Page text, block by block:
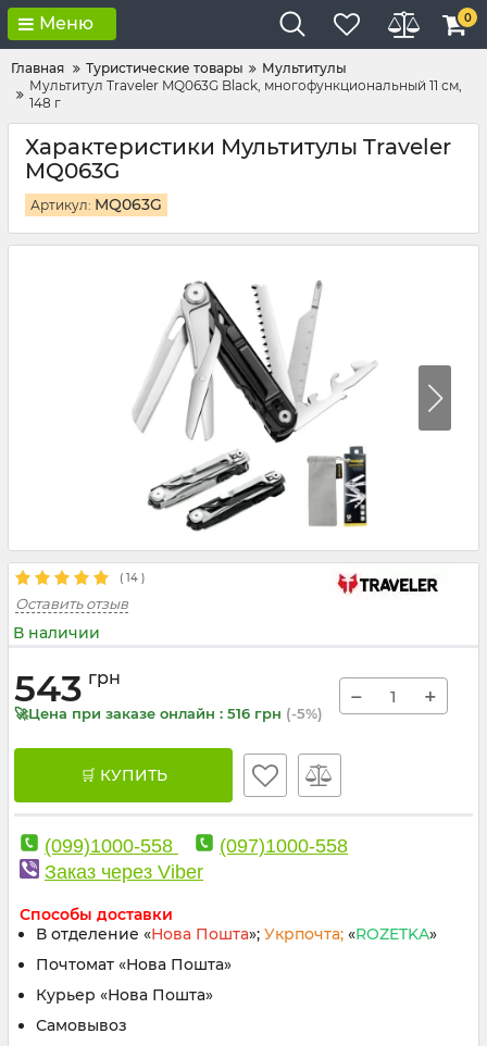
Меню 0
Главная Туристические товары
Мультитулы
Мультитул Traveler MQ063G Black, многофункциональный 11 см,
148 г
Характеристики Мультитулы Traveler
MQ063G
Артикул: MQ063G
( 14 )
Оставить отзыв
В наличии
543 грн
🚀Цена при заказе онлайн : 516 грн (-5%)
− +
🛒 КУПИТЬ
(099)1000-558
(097)1000-558
Заказ через Viber
Способы доставки
В отделение «Нова Пошта»; Укрпочта; «ROZETKA»
Почтомат «Нова Пошта»
Курьер «Нова Пошта»
Самовывоз